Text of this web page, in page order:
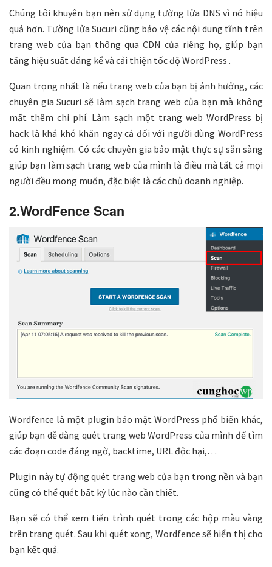
Chúng tôi khuyên bạn nên sử dụng tường lửa DNS vì nó hiệu
quả hơn. Tường lửa Sucuri cũng bảo vệ các nội dung tĩnh trên
trang web của bạn thông qua CDN của riêng họ, giúp bạn
tăng hiệu suất đáng kể và cải thiện tốc độ WordPress .
Quan trọng nhất là nếu trang web của bạn bị ảnh hưởng, các
chuyên gia Sucuri sẽ làm sạch trang web của bạn mà không
mất thêm chi phí. Làm sạch một trang web WordPress bị
hack là khá khó khăn ngay cả đối với người dùng WordPress
có kinh nghiệm. Có các chuyên gia bảo mật thực sự sẵn sàng
giúp bạn làm sạch trang web của mình là điều mà tất cả mọi
người đều mong muốn, đặc biệt là các chủ doanh nghiệp.
2.WordFence Scan
Wordfence là một plugin bảo mật WordPress phổ biến khác,
giúp bạn dễ dàng quét trang web WordPress của mình để tìm
các đoạn code đáng ngờ, backtime, URL độc hại,…
Plugin này tự động quét trang web của bạn trong nền và bạn
cũng có thể quét bất kỳ lúc nào cần thiết.
Bạn sẽ có thể xem tiến trình quét trong các hộp màu vàng
trên trang quét. Sau khi quét xong, Wordfence sẽ hiển thị cho
bạn kết quả.